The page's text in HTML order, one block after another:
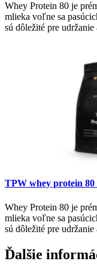
Whey Protein 80 je
mlieka voľne sa
sú dôležité pre
TPW whey protein 80
Whey Protein 80 je
mlieka voľne sa
sú dôležité pre
Ďalšie